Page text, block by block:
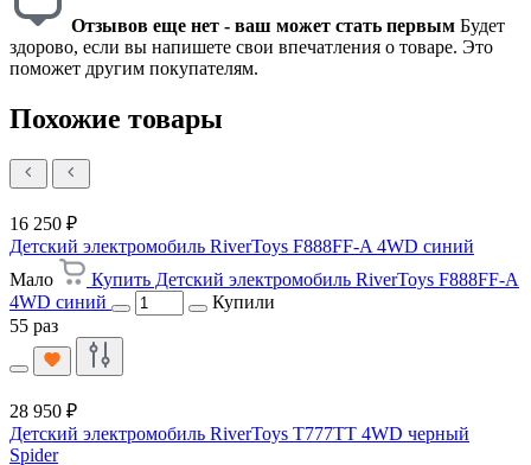
Отзывов еще нет - ваш может стать первым Будет
здорово, если вы напишете свои впечатления о товаре. Это
поможет другим покупателям.
Похожие товары
16 250 ₽
Детский электромобиль RiverToys F888FF-A 4WD синий
Мало
Купить Детский электромобиль RiverToys F888FF-A
4WD синий
Купили
55 раз
28 950 ₽
Детский электромобиль RiverToys T777TT 4WD черный
Spider